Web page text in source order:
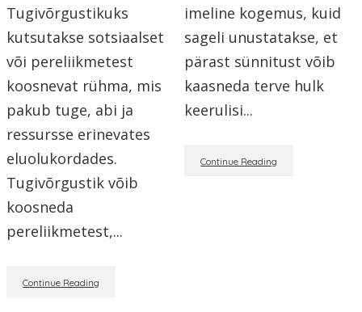
Tugivõrgustikuks
kutsutakse sotsiaalset
või pereliikmetest
koosnevat rühma, mis
pakub tuge, abi ja
ressursse erinevates
eluolukordades.
Tugivõrgustik võib
koosneda
pereliikmetest,...
Continue Reading
imeline kogemus, kuid
sageli unustatakse, et
pärast sünnitust võib
kaasneda terve hulk
keerulisi...
Continue Reading